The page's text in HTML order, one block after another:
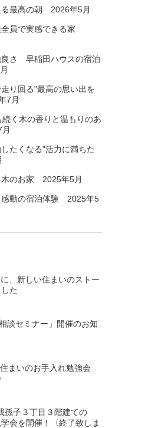
る最高の朝 2026年5月
員で実感できる家
良さ 早稲田ハウスの宿泊
り回る”最高の思い出を
7月
く木の香りと温もりのあ
たくなる”活力に満ちた
木のお家 2025年5月
感動の宿泊体験 2025年5
に、新しい住まいのストー
た
談セミナー」開催のお知
まいのお手入れ勉強会
孫子３丁目３階建ての
会を開催！〈終了致しま